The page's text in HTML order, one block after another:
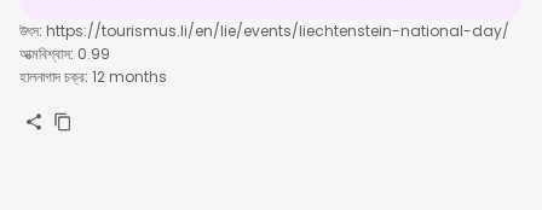
উৎস: https://tourismus.li/en/lie/events/liechtenstein-national-day/
আত্মবিশ্বাস: 0.99
হালনাগাদ চক্র: 12 months